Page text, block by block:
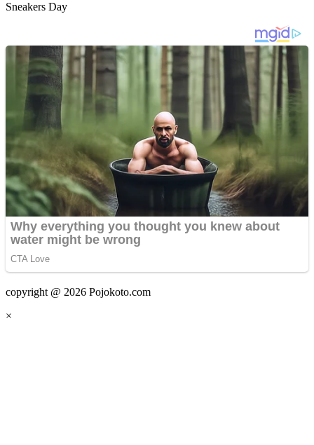
Sneakers Day
copyright @ 2026 Pojokoto.com
×